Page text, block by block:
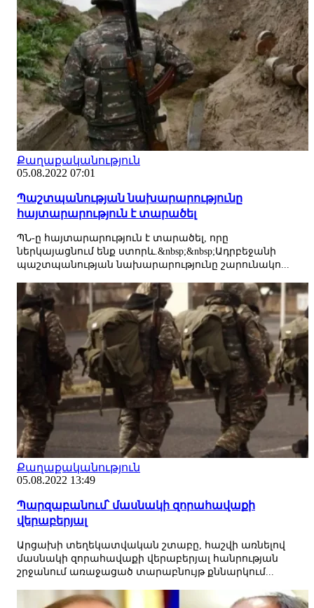
Քաղաքականություն
05.08.2022 07:01
Պաշտպանության նախարարությունը
հայտարարություն է տարածել
ՊՆ-ը հայտարարություն է տարածել, որը
ներկայացնում ենք ստորև.&nbsp;&nbsp;Ադրբեջանի
պաշտպանության նախարարությունը շարունակո...
Քաղաքականություն
05.08.2022 13:49
Պարզաբանում՝ մասնակի զորահավաքի
վերաբերյալ
Արցախի տեղեկատվական շտաբը, հաշվի առնելով
մասնակի զորահավաքի վերաբերյալ հանրության
շրջանում առաջացած տարաբնույթ քննարկում...